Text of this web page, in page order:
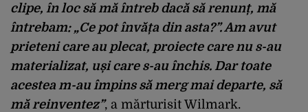
clipe, în loc să mă întreb dacă să renunț, mă
întrebam: „Ce pot învăța din asta?”. Am avut
prieteni care au plecat, proiecte care nu s-au
materializat, uși care s-au închis. Dar toate
acestea m-au împins să merg mai departe, să
mă reinventez”, a mărturisit Wilmark.